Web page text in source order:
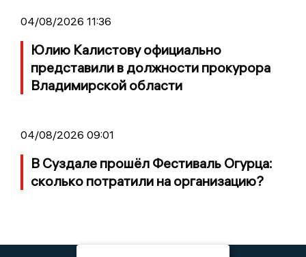
04/08/2026 11:36
Юлию Калистову официально
представили в должности прокурора
Владимирской области
04/08/2026 09:01
В Суздале прошёл Фестиваль Огурца:
сколько потратили на организацию?